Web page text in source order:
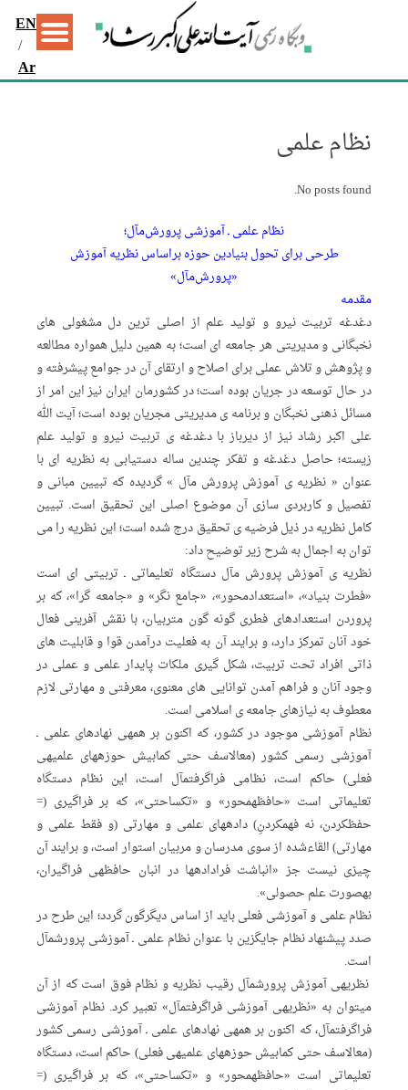
EN
/
Ar
نظام علمی
No posts found.
نظام علمی ـ آموزشی پرورش‏‌مآل؛
طرحی برای تحول بنیادین حوزه براساس نظریه‏ آموزش
«پرورش‏‌مآل»
مقدمه
دغدغه تربیت نیرو و تولید علم از اصلی‏ ترین دل مشغولی ‏های
نخبگانی و مدیریتی هر جامعه ‏ای است؛ به همین دلیل همواره مطالعه
و پژوهش و تلاش عملی برای اصلاح و ارتقای آن در جوامع پیشرفته و
در حال توسعه در جریان بوده است؛ در کشورمان ایران نیز این امر از
مسائل ذهنی نخبگان و برنامه ‏ی مدیریتی مجریان بوده است؛ آیت الله
علی اکبر رشاد نیز از دیرباز با دغدغه‏ ی تربیت نیرو و تولید علم
زیسته؛ حاصل دغدغه و تفکر چندین ساله دستیابی به نظری‏ه ای با
عنوان « نظریه ‏ی آموزش پرورش ‏مآل‏ » گردیده که تبیین مبانی و
تفصیل و کاربردی ‏سازی آن موضوع اصلی این تحقیق است. تبیین
کامل نظریه در ذیل فرضیه‏ ی تحقیق درج شده است؛ این نظریه را می
‏توان به اجمال به شرح زیر توضیح داد:
نظریه ‏ی آموزش پرورش‏ مآل‏ دستگاه تعلیماتی ـ تربیتی ‏ای‏ است
«فطرت‏ بنیاد»، «استعدادمحور»، «جامع‏ نگر» و «جامعه‏ گرا»، که بر
پروردن استعدادهای فطری گونه‏ گون متربیان، با نقش ‏آفرینی فعال
خود آنان تمرکز دارد، و برایند آن به فعلیت ‏درآمدن قوا و قابلیت ‏های
ذاتی افراد تحت تربیت، شکل‏ گیری ملکات پایدار علمی و عملی در
وجود آنان و فراهم ‏آمدن توانایی ‏های معنوی، معرفتی و مهارتی لازم
معطوف به نیازهای جامعه ‏ی اسلامی است.
نظام آموزشی موجود در کشور، که اکنون بر همه‏ی نهادهای علمی ـ
آموزشی رسمی کشور (مع‏الاسف حتی کمابیش حوزه‏های علمی‏ه‏ی
فعلی) حاکم است، نظامی فراگرفت‏مآ‏ل است، این نظام دستگاه
تعلیماتی است «حافظه‏محور» و «تک‏ساحتی»، که بر فراگیری (=
حفظ‏کردن، نه فهم‏کردنِ) داده‏های علمی و مهارتی (و فقط علمی و
مهارتی) القاءشده از سوی مدرسان و مربیان استوار است، و برایند آن
چیزی نیست جز «انباشت فراداده‏ها در انبان حافظه‏ی فراگیران،
به‏صورت علم حصولی‏».
نظام علمی و آموزشی فعلی باید از اساس دیگرگون گردد؛ این طرح در
صدد پیشنهاد نظام جایگزین با عنوان نظام علمی ـ آموزشی پرورش‏مآ‏ل
است.
نظریه‏ی آموزش پرورش‏مآل‏ رقیب نظریه‏ و نظام فوق است که از آن
می‏توان به «نظریه‏ی آموزشی فراگرفت‏م‏آل» تعبیر کرد. نظام آموزشی
فراگرفت‏مآ‏ل، که اکنون بر همه‏ی نهادهای علمی ـ آموزشی رسمی کشور
(مع‏الاسف حتی کمابیش حوزه‏های علمی‏ه‏ی فعلی) حاکم است، دستگاه
تعلیماتی است «حافظه‏محور» و «تک‏ساحتی»، که بر فراگیری (=